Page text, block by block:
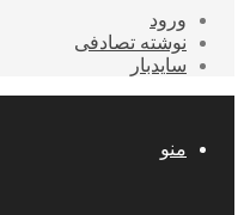
ورود
نوشته تصادفی
سایدبار
منو